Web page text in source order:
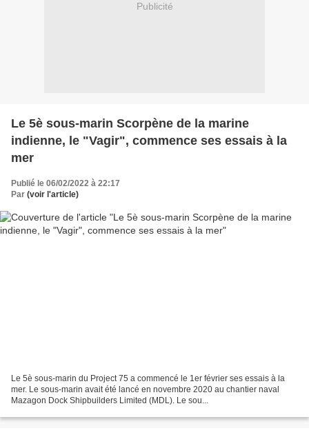
Publicité
Le 5è sous-marin Scorpène de la marine
indienne, le "Vagir", commence ses essais à la
mer
Publié le 06/02/2022 à 22:17
Par (voir l'article)
Le 5è sous-marin du Project 75 a commencé le 1er février ses essais à la
mer. Le sous-marin avait été lancé en novembre 2020 au chantier naval
Mazagon Dock Shipbuilders Limited (MDL). Le sou...